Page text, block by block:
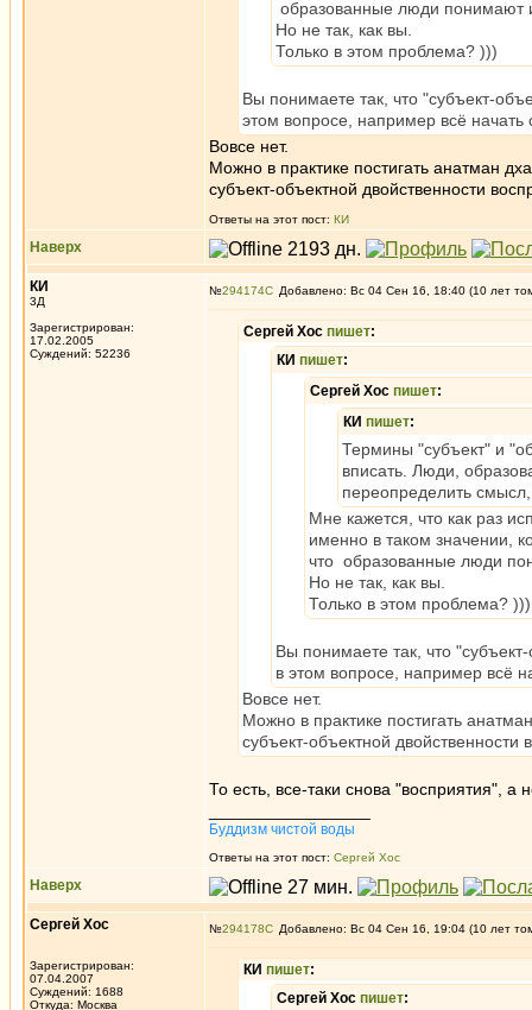
образованные люди понимают
Но не так, как вы.
Только в этом проблема? )))
Вы понимаете так, что "субъект-
этом вопросе, например всё начать
Вовсе нет.
Можно в практике постигать анатман
субъект-объектной двойственности
Ответы на этот пост: КИ
Наверх
КИ
3Д
Зарегистрирован:
17.02.2005
Суждений: 52236
№294174 Добавлено: Вс 04 Сен 16, 18:40 (10 лет
Сергей Хос пишет:
КИ пишет:
Сергей Хос пишет:
КИ пишет:
Термины "субъект" и
вписать. Люди,
переопределить
Мне кажется, что как раз
именно в таком значении,
что образованные люди
Но не так, как вы.
Только в этом проблема? )))
Вы понимаете так, что
в этом вопросе, например всё
Вовсе нет.
Можно в практике постигать
субъект-объектной двойственности
То есть, все-таки снова "восприятия",
Буддизм чистой воды
Ответы на этот пост: Сергей Хос
Наверх
Сергей Хос
Зарегистрирован:
07.04.2007
Суждений: 1688
Откуда: Москва
№294178 Добавлено: Вс 04 Сен 16, 19:04 (10 лет
КИ пишет:
Сергей Хос пишет: